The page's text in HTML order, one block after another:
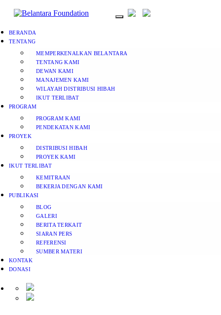
BERANDA
TENTANG
MEMPERKENALKAN BELANTARA
TENTANG KAMI
DEWAN KAMI
MANAJEMEN KAMI
WILAYAH DISTRIBUSI HIBAH
IKUT TERLIBAT
PROGRAM
PROGRAM KAMI
PENDEKATAN KAMI
PROYEK
DISTRIBUSI HIBAH
PROYEK KAMI
IKUT TERLIBAT
KEMITRAAN
BEKERJA DENGAN KAMI
PUBLIKASI
BLOG
GALERI
BERITA TERKAIT
SIARAN PERS
REFERENSI
SUMBER MATERI
KONTAK
DONASI